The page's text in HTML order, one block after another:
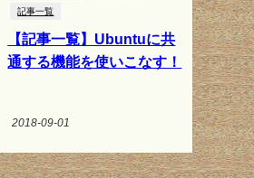
記事一覧
【記事一覧】Ubuntuに共
通する機能を使いこなす！
2018-09-01